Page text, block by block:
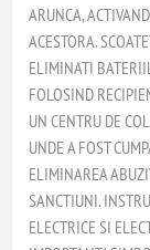
ARUNCA,
ACESTORA.
ELIMINATI
FOLOSIND
UN CENTRU DE
UNDE A FOST
ELIMINAREA
SANCTIUNI.
ELECTRICE SI